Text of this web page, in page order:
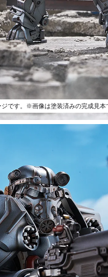
です。※画像は塗装済みの完成見本